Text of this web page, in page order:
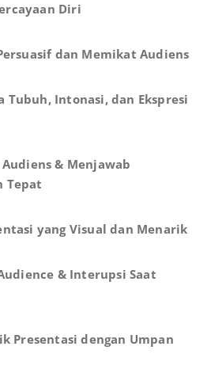
Diri
dan Memikat Audiens
Tubuh, Intonasi, dan Ekspresi
& Menjawab
Tepat
yang Visual dan Menarik
& Interupsi Saat
Presentasi dengan Umpan